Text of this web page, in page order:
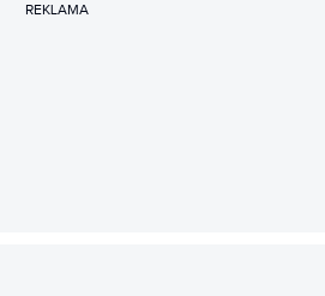
REKLAMA